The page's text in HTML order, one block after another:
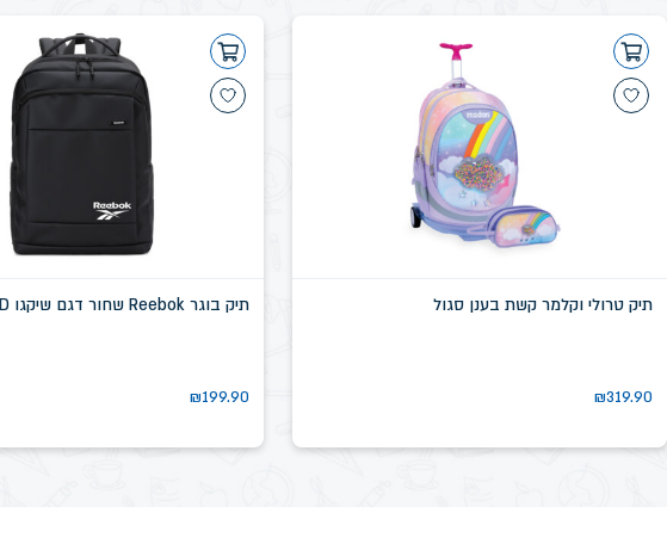
תיק טרולי וקלמר קשת בענן סגול
₪319.90
תיק בוגר Reebok שחור דגם שיקגו SN58639D
₪199.90